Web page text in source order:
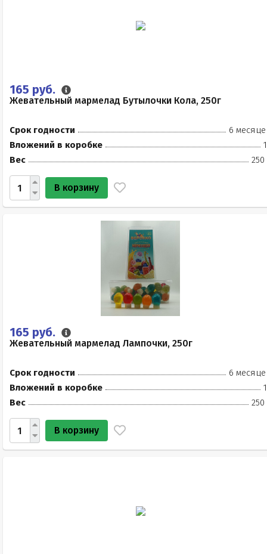
165 руб.
Жевательный мармелад Бутылочки Кола, 250г
Срок годности
6
Вложений в коробке
Вес
250
В корзину
165 руб.
Жевательный мармелад Лампочки, 250г
Срок годности
6
Вложений в коробке
Вес
250
В корзину